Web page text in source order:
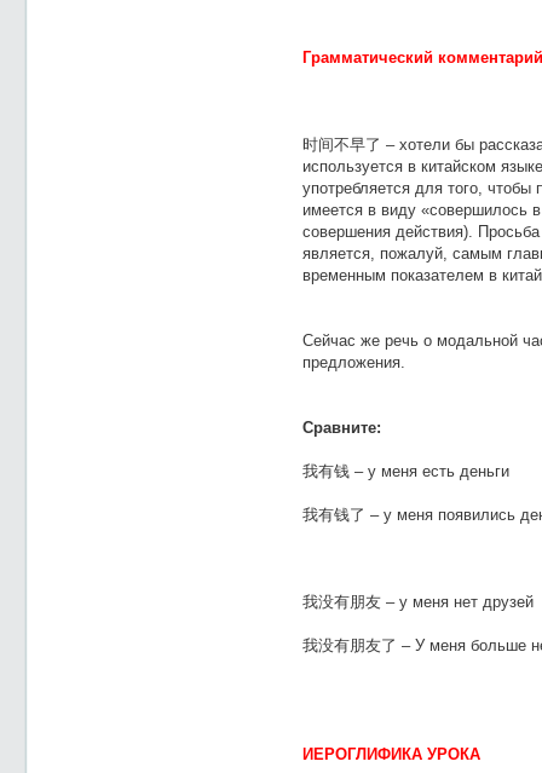
Грамматический
时间不早了 – хотели бы
используется в китайском
употребляется для того, чтобы
имеется в виду «совершилось
совершения действия).
является, пожалуй, самым
временным показателем в
Сейчас же речь о модальной
предложения.
Сравните:
我有钱 – у меня есть деньги
我有钱了 – у меня появились
我没有朋友 – у меня нет друзей
我没有朋友了 – У меня больше
ИЕРОГЛИФИКА УРОКА